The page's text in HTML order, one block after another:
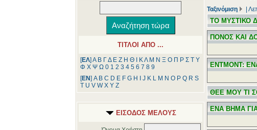
ΤΙΤΛΟΙ ΑΠΟ ...
[ΕΛ] Α Β ΓΔ Ε Ζ Η Θ ΚΛ Μ Ν Ξ Ο Π Ρ Σ Τ Υ
Φ Χ Ψ Ω 0 1 2 3 4 5 6 7 8 9
[ΕΝ] A B C D E F G H J K L M N O P Q R S
T U V W X Y Z
ΕΙΣΟΔΟΣ ΜΕΛΟΥΣ
Ταξινόμιση
ΤΟ ΜΥΣΤΙΚΟ
ΠΟΝΟΣ ΚΑΙ
ΕΝΤΜΟΝΤ:
ΘΕΕ ΜΟΥ ΤΙ
ΕΝΑ ΒΗΜΑ